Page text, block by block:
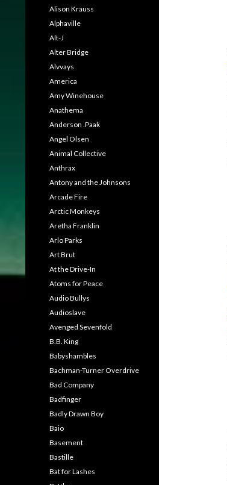
Alison Krauss
Alphaville
Alt-J
Alter Bridge
Alvvays
America
Amy Winehouse
Anathema
Anderson .Paak
Angel Olsen
Animal Collective
Anthrax
Antony and the Johnsons
Arcade Fire
Arctic Monkeys
Aretha Franklin
Arlo Parks
Art Brut
At the Drive-In
Atoms for Peace
Audio Bullys
Audioslave
Avenged Sevenfold
B.B. King
Babyshambles
Bachman-Turner Overdrive
Bad Company
Badfinger
Badly Drawn Boy
Baio
Basement
Bastille
Bat for Lashes